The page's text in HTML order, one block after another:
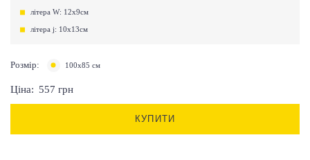
літера W: 12х9см
літера j: 10x13см
Розмір: 100х85 см
Ціна: 557 грн
КУПИТИ